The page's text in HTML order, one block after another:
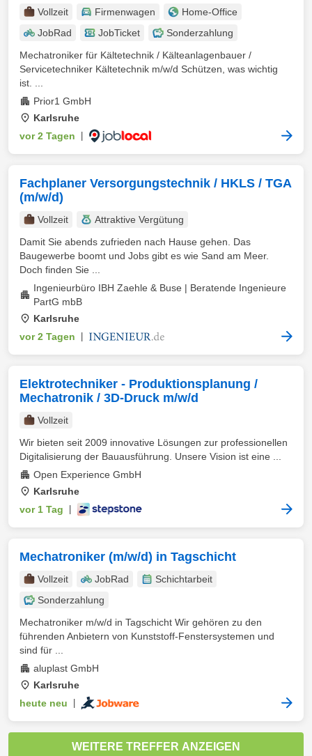
Vollzeit Firmenwagen
Home-Office
JobRad
JobTicket
Sonderzahlung
Mechatroniker für Kältetechnik / Kälteanlagenbauer /
Servicetechniker Kältetechnik m/w/d Schützen, was wichtig
ist. ...
Prior1 GmbH
Karlsruhe
vor 2 Tagen
Fachplaner Versorgungstechnik / HKLS / TGA
(m/w/d)
Vollzeit
Attraktive Vergütung
Damit Sie abends zufrieden nach Hause gehen. Das
Baugewerbe boomt und Jobs gibt es wie Sand am Meer.
Doch finden Sie ...
Ingenieurbüro IBH Zaehle & Buse | Beratende Ingenieure
PartG mbB
Karlsruhe
vor 2 Tagen
Elektrotechniker - Produktionsplanung /
Mechatronik / 3D-Druck m/w/d
Vollzeit
Wir bieten seit 2009 innovative Lösungen zur professionellen
Digitalisierung der Bauausführung. Unsere Vision ist eine ...
Open Experience GmbH
Karlsruhe
vor 1 Tag
Mechatroniker (m/w/d) in Tagschicht
Vollzeit JobRad
Schichtarbeit
Sonderzahlung
Mechatroniker m/w/d in Tagschicht Wir gehören zu den
führenden Anbietern von Kunststoff-Fenstersystemen und
sind für ...
aluplast GmbH
Karlsruhe
heute neu
WEITERE TREFFER ANZEIGEN